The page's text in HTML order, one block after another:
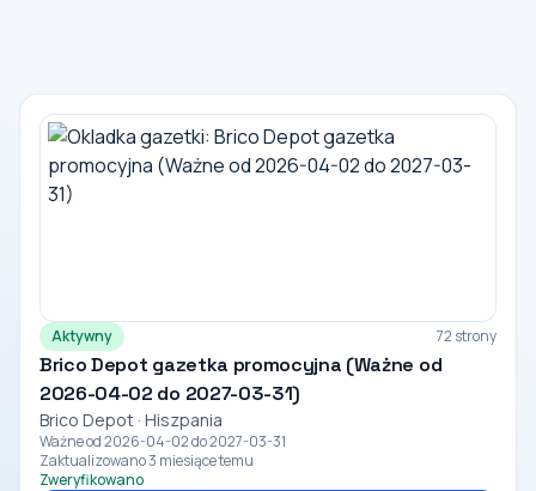
Aktywny 72 strony
Brico Depot gazetka promocyjna (Ważne od
2026-04-02 do 2027-03-31)
Brico Depot · Hiszpania
Ważne od 2026-04-02 do 2027-03-31
Zaktualizowano 3 miesiące temu
Zweryfikowano